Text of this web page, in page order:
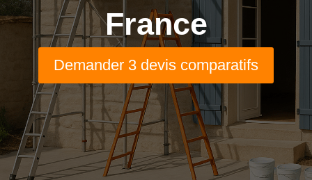
France
Demander 3 devis comparatifs